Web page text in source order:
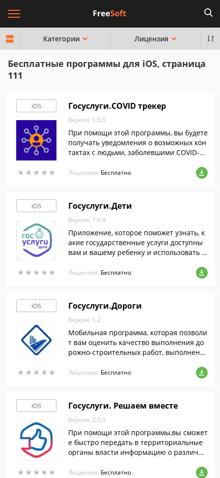
Категории Лицензия
Бесплатные программы для iOS, страница
111
iOS
★ ★ ★ ★ ★
★ ★ ★ ★ ★
Госуслуги.COVID трекер
Версия: 1.0.5
При помощи этой программы, вы будете
получать уведомления о возможных кон
тактах с людьми, заболевшими COVID-1
Лицензия: Бесплатно
iOS
★ ★ ★ ★ ★
★ ★ ★ ★ ★
Госуслуги.Дети
Версия: 1.0.4
Приложение, которое поможет узнать, к
акие государственные услуги доступны
вам и вашему ребенку и использовать и
Лицензия: Бесплатно
iOS
★ ★ ★ ★ ★
★ ★ ★ ★ ★
Госуслуги.Дороги
Версия: 1.2
Мобильная программа, которая позволи
т вам оценить качество выполнения до
рожно-строительных работ, выполнены
твенные автомобильные дороги".
Лицензия: Бесплатно
iOS
★ ★ ★ ★ ★
★ ★ ★ ★ ★
Госуслуги. Решаем вместе
Версия: 2.5.0
При помощи этой программы,вы сможет
е быстро передать в территориальные
органы власти информацию о различн
Лицензия: Бесплатно